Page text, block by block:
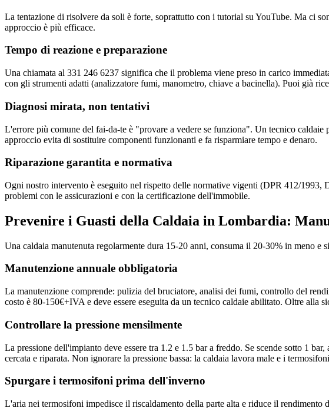
La tentazione di risolvere da soli è forte, soprattutto con i tutorial su YouTube. Ma ci
approccio è più efficace.
Tempo di reazione e preparazione
Una chiamata al 331 246 6237 significa che il problema viene preso in carico
con gli strumenti adatti (analizzatore fumi, manometro, chiave a bacinella). Puoi già
Diagnosi mirata, non tentativi
L'errore più comune del fai-da-te è "provare a vedere se funziona". Un tecnico
approccio evita di sostituire componenti funzionanti e fa risparmiare tempo e denaro.
Riparazione garantita e normativa
Ogni nostro intervento è eseguito nel rispetto delle normative vigenti (DPR 412/1993,
problemi con le assicurazioni e con la certificazione dell'immobile.
Prevenire i Guasti della Caldaia in Lombardia:
Una caldaia manutenuta regolarmente dura 15-20 anni, consuma il 20-30% in meno
Manutenzione annuale obbligatoria
La manutenzione comprende: pulizia del bruciatore, analisi dei fumi, controllo del
costo è 80-150€+IVA e deve essere eseguita da un tecnico caldaie abilitato. Oltre alla
Controllare la pressione mensilmente
La pressione dell'impianto deve essere tra 1.2 e 1.5 bar a freddo. Se scende sotto 1
cercata e riparata. Non ignorare la pressione bassa: la caldaia lavora male e i
Spurgare i termosifoni prima dell'inverno
L'aria nei termosifoni impedisce il riscaldamento della parte alta e riduce il